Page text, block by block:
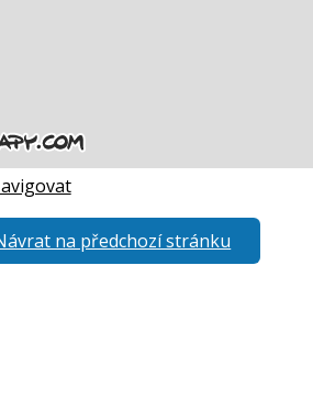
na předchozí stránku